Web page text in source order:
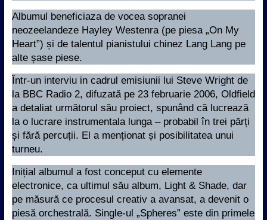
Albumul beneficiaza de vocea sopranei
neozeelandeze Hayley Westenra (pe piesa „On My
Heart”) și de talentul pianistului chinez Lang Lang pe
alte șase piese.
Într-un interviu in cadrul emisiunii lui Steve Wright de
la BBC Radio 2, difuzată pe 23 februarie 2006, Oldfield
a detaliat următorul său proiect, spunând că lucrează
la o lucrare instrumentala lunga – probabil în trei părți
și fără percuții. El a menționat și posibilitatea unui
turneu.
Inițial albumul a fost conceput cu elemente
electronice, ca ultimul său album, Light & Shade, dar
pe măsură ce procesul creativ a avansat, a devenit o
piesă orchestrală. Single-ul „Spheres” este din primele